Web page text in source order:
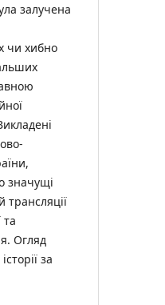
залучена
чи хибно
значущі
трансляції
та
Огляд
за